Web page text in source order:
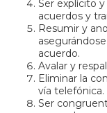
Ser explícito
acuerdos y
Resumir y
acuerdo.
Avalar y
Eliminar la
vía telefónica.
Ser